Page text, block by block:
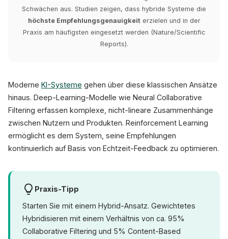
Schwächen aus. Studien zeigen, dass hybride Systeme die
höchste Empfehlungsgenauigkeiterzielen und in der
Praxis am häufigsten eingesetzt werden (Nature/Scientific
Reports).
Moderne KI-Systeme gehen über diese klassischen Ansätze
hinaus. Deep-Learning-Modelle wie Neural Collaborative
Filtering erfassen komplexe, nicht-lineare Zusammenhänge
zwischen Nutzern und Produkten. Reinforcement Learning
ermöglicht es dem System, seine Empfehlungen
kontinuierlich auf Basis von Echtzeit-Feedback zu optimieren.
Praxis-Tipp
Starten Sie mit einem Hybrid-Ansatz. Gewichtetes
Hybridisieren mit einem Verhältnis von ca. 95%
Collaborative Filtering und 5% Content-Based